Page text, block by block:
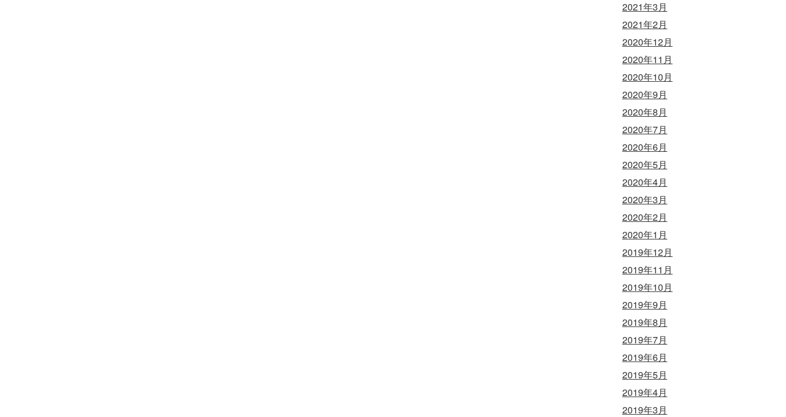
2021年3月
2021年2月
2020年12月
2020年11月
2020年10月
2020年9月
2020年8月
2020年7月
2020年6月
2020年5月
2020年4月
2020年3月
2020年2月
2020年1月
2019年12月
2019年11月
2019年10月
2019年9月
2019年8月
2019年7月
2019年6月
2019年5月
2019年4月
2019年3月